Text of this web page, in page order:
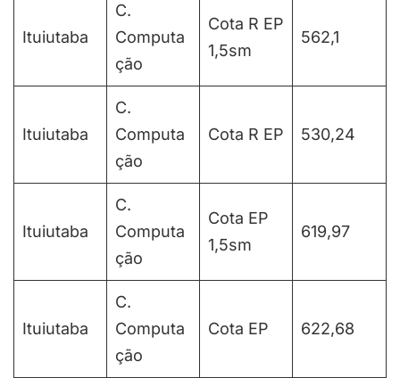
Ituiutaba
C.
Computa
ção
Cota R EP
1,5sm
562,1
Ituiutaba
C.
Computa
ção
Cota R EP 530,24
Ituiutaba
C.
Computa
ção
Cota EP
1,5sm
619,97
Ituiutaba
C.
Computa
ção
Cota EP 622,68